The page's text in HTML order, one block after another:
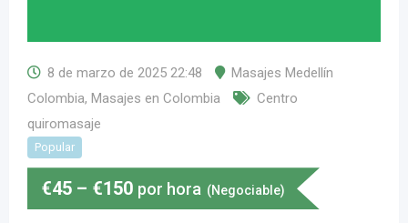
8 de marzo de 2025 22:48
Masajes Medellín
Colombia, Masajes en Colombia
Centro
quiromasaje
Popular
€45 – €150 por hora (Negociable)